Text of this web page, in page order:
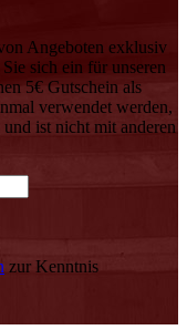
Angeboten exklusiv
sich ein für unseren
5€ Gutschein als
verwendet werden,
ist nicht mit anderen
zur Kenntnis